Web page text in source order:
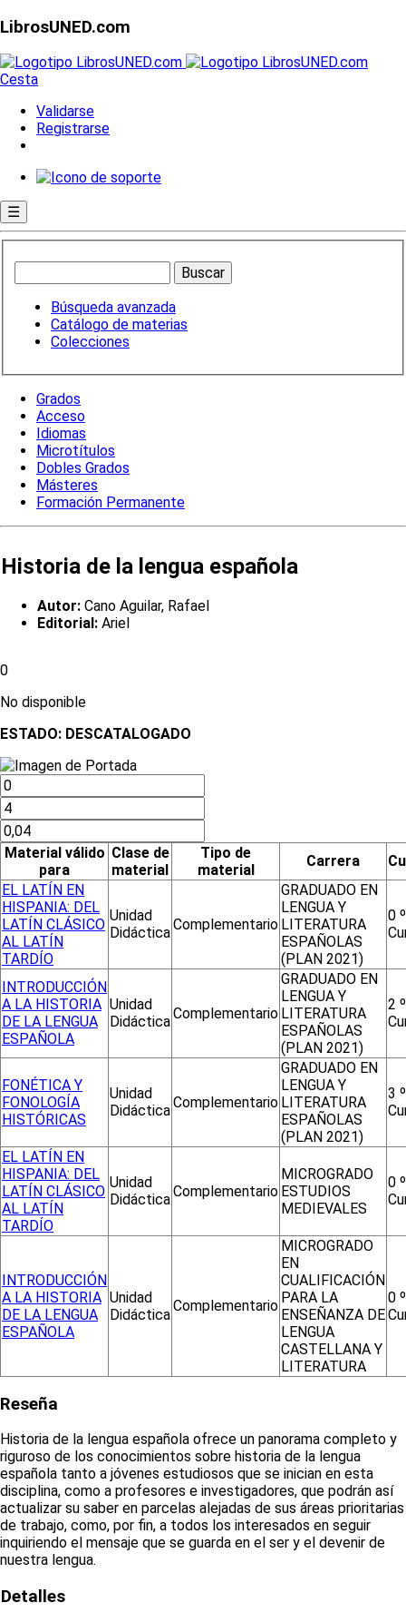
LibrosUNED.com
Cesta
Validarse
Registrarse
☰
Búsqueda avanzada
Catálogo de materias
Colecciones
Grados
Acceso
Idiomas
Microtítulos
Dobles Grados
Másteres
Formación Permanente
Historia de la lengua española
Autor: Cano Aguilar, Rafael
Editorial: Ariel
0
No disponible
ESTADO: DESCATALOGADO
Material válido
para
Clase de
material
Tipo de
material
Carrera
EL LATÍN EN
HISPANIA: DEL
LATÍN CLÁSICO
AL LATÍN
TARDÍO
Unidad
DidácticaComplementario
GRADUADO EN
LENGUA Y
LITERATURA
ESPAÑOLAS
(PLAN 2021)
0 º
INTRODUCCIÓN
A LA HISTORIA
DE LA LENGUA
ESPAÑOLA
Unidad
DidácticaComplementario
GRADUADO EN
LENGUA Y
LITERATURA
ESPAÑOLAS
(PLAN 2021)
2 º
FONÉTICA Y
FONOLOGÍA
HISTÓRICAS
Unidad
DidácticaComplementario
GRADUADO EN
LENGUA Y
LITERATURA
ESPAÑOLAS
(PLAN 2021)
3 º
EL LATÍN EN
HISPANIA: DEL
LATÍN CLÁSICO
AL LATÍN
TARDÍO
Unidad
DidácticaComplementario
MICROGRADO
ESTUDIOS
MEDIEVALES
0 º
INTRODUCCIÓN
A LA HISTORIA
DE LA LENGUA
ESPAÑOLA
Unidad
Didáctica
Complementario
MICROGRADO
EN
CUALIFICACIÓN
PARA LA
ENSEÑANZA DE
LENGUA
CASTELLANA Y
LITERATURA
0 º
Reseña
Historia de la lengua española ofrece un panorama completo y
riguroso de los conocimientos sobre historia de la lengua
española tanto a jóvenes estudiosos que se inician en esta
disciplina, como a profesores e investigadores, que podrán así
actualizar su saber en parcelas alejadas de sus áreas prioritarias
de trabajo, como, por fin, a todos los interesados en seguir
inquiriendo el mensaje que se guarda en el ser y el devenir de
nuestra lengua.
Detalles